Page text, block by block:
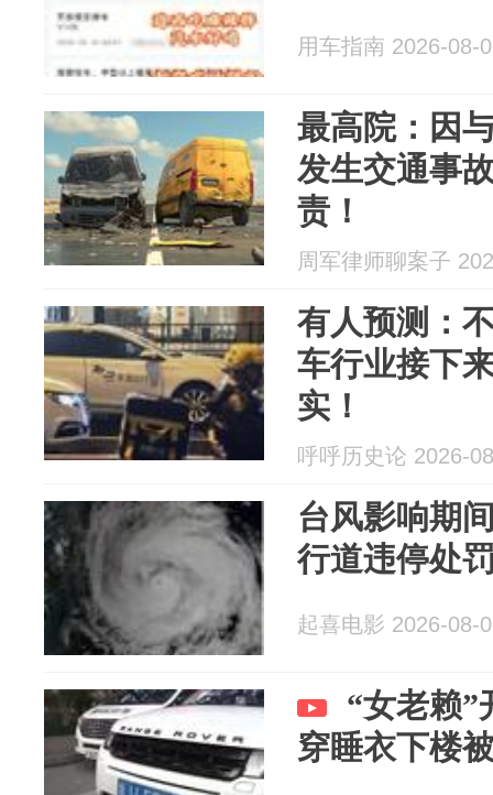
用车指南 2026-08-
最高院：因
发生交通事
责！
周军律师聊案子
有人预测：
车行业接下
实！
呼呼历史论 2026-
台风影响期
行道违停处
起喜电影 2026-08-
“女老赖”
穿睡衣下楼